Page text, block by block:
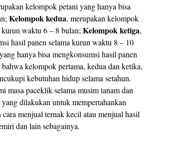
kelompok petani yang hanya bisa
Kelompok kedua, merupakan kelompok
kurun waktu 6 – 8 bulan; Kelompok ketiga,
hasil panen selama kurun waktu 8 – 10
hanya bisa mengkonsumsi hasil panen
kelompok pertama, kedua dan ketika,
kebutuhan hidup selama setahun.
paceklik selama musim tanam dan
dilakukan untuk mempertahankan
menjual ternak kecil atau menjual hasil
dan lain sebagainya.